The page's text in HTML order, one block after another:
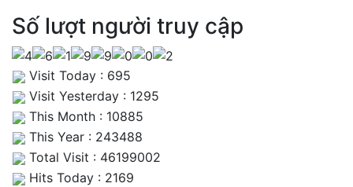
Số lượt người truy cập
Visit Today : 695
Visit Yesterday : 1295
This Month : 10885
This Year : 243488
Total Visit : 46199002
Hits Today : 2169